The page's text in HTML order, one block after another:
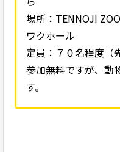
場所：TENNOJI
ワクホール
定員：７０名程度（
参加無料ですが、動
す。